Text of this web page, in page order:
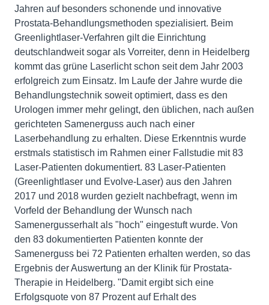
Jahren auf besonders schonende und innovative
Prostata-Behandlungsmethoden spezialisiert. Beim
Greenlightlaser-Verfahren gilt die Einrichtung
deutschlandweit sogar als Vorreiter, denn in Heidelberg
kommt das grüne Laserlicht schon seit dem Jahr 2003
erfolgreich zum Einsatz. Im Laufe der Jahre wurde die
Behandlungstechnik soweit optimiert, dass es den
Urologen immer mehr gelingt, den üblichen, nach außen
gerichteten Samenerguss auch nach einer
Laserbehandlung zu erhalten. Diese Erkenntnis wurde
erstmals statistisch im Rahmen einer Fallstudie mit 83
Laser-Patienten dokumentiert. 83 Laser-Patienten
(Greenlightlaser und Evolve-Laser) aus den Jahren
2017 und 2018 wurden gezielt nachbefragt, wenn im
Vorfeld der Behandlung der Wunsch nach
Samenergusserhalt als "hoch" eingestuft wurde. Von
den 83 dokumentierten Patienten konnte der
Samenerguss bei 72 Patienten erhalten werden, so das
Ergebnis der Auswertung an der Klinik für Prostata-
Therapie in Heidelberg. "Damit ergibt sich eine
Erfolgsquote von 87 Prozent auf Erhalt des